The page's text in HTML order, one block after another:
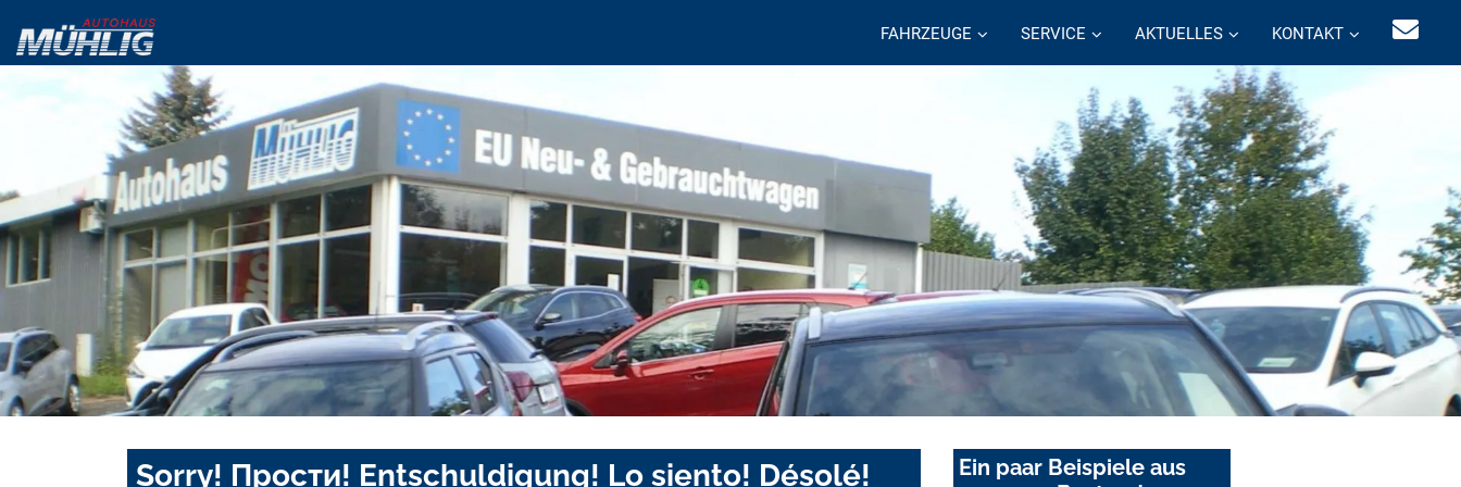
FAHRZEUGE SERVICE AKTUELLES KONTAKT
Sorry! Прости! Entschuldigung! Lo siento! Désolé!
Ein paar Beispiele aus